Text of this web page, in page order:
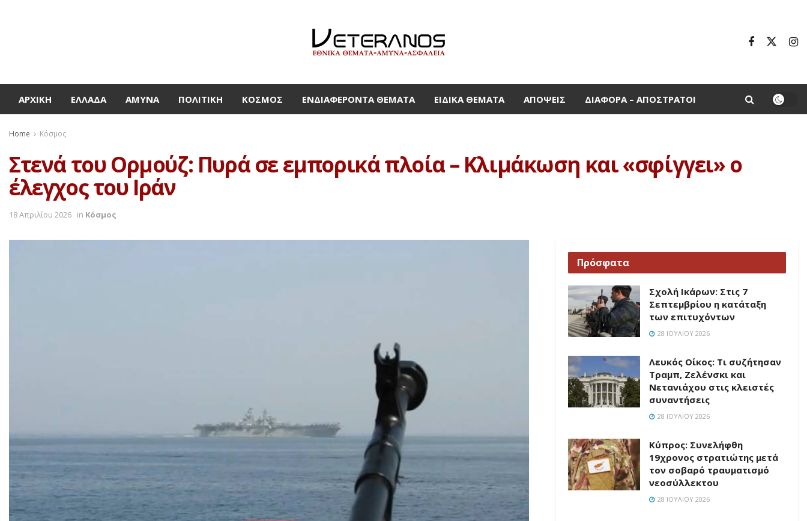
ΑΡΧΙΚΉ ΕΛΛΆΔΑ ΆΜΥΝΑ ΠΟΛΙΤΙΚΉ ΚΌΣΜΟΣ ΕΝΔΙΑΦΈΡΟΝΤΑ ΘΈΜΑΤΑ ΕΙΔΙΚΆ ΘΈΜΑΤΑ ΑΠΌΨΕΙΣ ΔΙΆΦΟΡΑ – ΑΠΌΣΤΡΑΤΟΙ
Home Κόσμος
Στενά του Ορμούζ: Πυρά σε εμπορικά πλοία – Κλιμάκωση και «σφίγγει» ο
έλεγχος του Ιράν
18 Απριλίου 2026 in Κόσμος
Πρόσφατα
Σχολή Ικάρων: Στις 7
Σεπτεμβρίου η κατάταξη
των επιτυχόντων
28 ΙΟΥΛΊΟΥ 2026
Λευκός Οίκος: Τι συζήτησαν
Τραμπ, Ζελένσκι και
Νετανιάχου στις κλειστές
συναντήσεις
28 ΙΟΥΛΊΟΥ 2026
Κύπρος: Συνελήφθη
19χρονος στρατιώτης μετά
τον σοβαρό τραυματισμό
νεοσύλλεκτου
28 ΙΟΥΛΊΟΥ 2026